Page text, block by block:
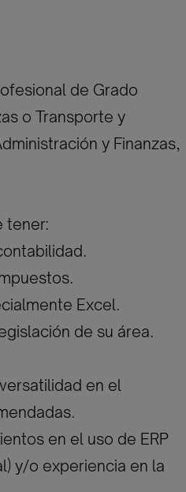
de Grado
o Transporte y
y Finanzas,
tener:
Excel.
de su área.
en el
en el uso de ERP
y/o experiencia en la